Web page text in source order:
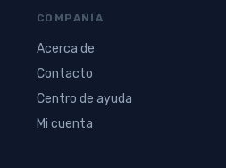
COMPAÑÍA
Acerca de
Contacto
Centro de ayuda
Mi cuenta